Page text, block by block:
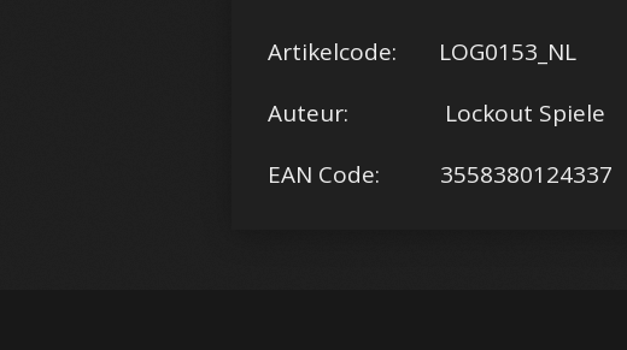
Artikelcode: LOG0153_NL
Auteur: Lockout Spiele
EAN Code: 3558380124337